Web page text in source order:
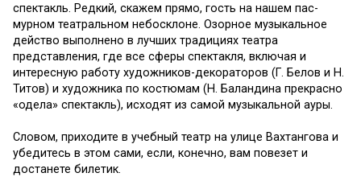
спектакль. Редкий, скажем прямо, гость на нашем пас­
мурном театральном небоскло­не. Озорное музыкальное
дей­ство выполнено в лучших тра­дициях театра
представления, где все сферы спектакля, включая и
интересную работу художников-декораторов (Г. Бе­лов и Н.
Титов) и художника по костюмам (Н. Баландина пре­красно
«одела» спектакль), ис­ходят из самой музыкальной ауры.
Словом, приходите в учеб­ный театр на улице Вахтангова и
убедитесь в этом сами, если, конечно, вам повезет и
доста­нете билетик.